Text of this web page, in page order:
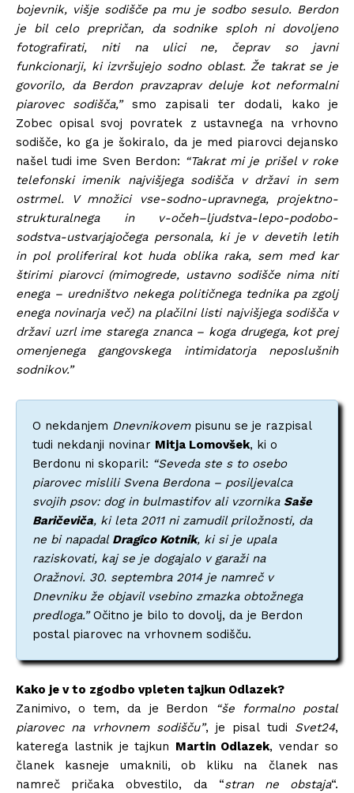
bojevnik, višje sodišče pa mu je sodbo sesulo. Berdon
je bil celo prepričan, da sodnike sploh ni dovoljeno
fotografirati, niti na ulici ne, čeprav so javni
funkcionarji, ki izvršujejo sodno oblast. Že takrat se je
govorilo, da Berdon pravzaprav deluje kot neformalni
piarovec sodišča,”smo zapisali ter dodali, kako je
Zobec opisal svoj povratek z ustavnega na vrhovno
sodišče, ko ga je šokiralo, da je med piarovci dejansko
našel tudi ime Sven Berdon: “Takrat mi je prišel v roke
telefonski imenik najvišjega sodišča v državi in sem
ostrmel. V množici vse-sodno-upravnega, projektno-
strukturalnega in v-očeh–ljudstva-lepo-podobo-
sodstva-ustvarjajočega personala, ki je v devetih letih
in pol proliferiral kot huda oblika raka, sem med kar
štirimi piarovci (mimogrede, ustavno sodišče nima niti
enega – uredništvo nekega političnega tednika pa zgolj
enega novinarja več) na plačilni listi najvišjega sodišča v
državi uzrl ime starega znanca – koga drugega, kot prej
omenjenega gangovskega intimidatorja neposlušnih
sodnikov.”
O nekdanjem Dnevnikovempisunu se je razpisal
tudi nekdanji novinar Mitja Lomovšek, ki o
Berdonu ni skoparil: “Seveda ste s to osebo
piarovec mislili Svena Berdona – posiljevalca
svojih psov: dog in bulmastifov ali vzornika Saše
Baričeviča, ki leta 2011 ni zamudil priložnosti, da
ne bi napadal Dragico Kotnik, ki si je upala
raziskovati, kaj se je dogajalo v garaži na
Oražnovi. 30. septembra 2014 je namreč v
Dnevniku že objavil vsebino zmazka obtožnega
predloga.”Očitno je bilo to dovolj, da je Berdon
postal piarovec na vrhovnem sodišču.
Kako je v to zgodbo vpleten tajkun Odlazek?
Zanimivo, o tem, da je Berdon “še formalno postal
piarovec na vrhovnem sodišču”, je pisal tudi Svet24,
katerega lastnik je tajkun Martin Odlazek, vendar so
članek kasneje umaknili, ob kliku na članek nas
namreč pričaka obvestilo, da “stran ne obstaja“.